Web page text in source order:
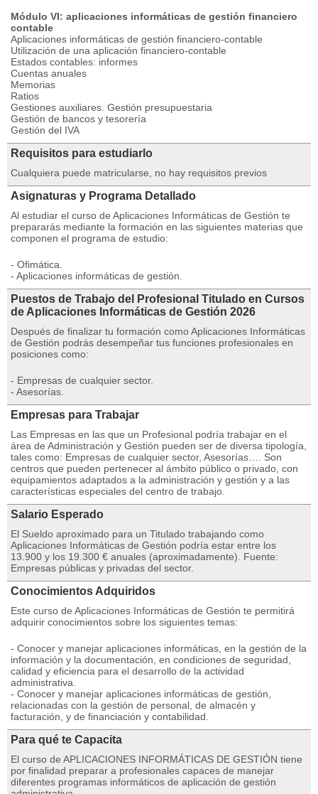
Módulo VI: aplicaciones informáticas de gestión financiero
contable
Aplicaciones informáticas de gestión financiero-contable
Utilización de una aplicación financiero-contable
Estados contables: informes
Cuentas anuales
Memorias
Ratios
Gestiones auxiliares. Gestión presupuestaria
Gestión de bancos y tesorería
Gestión del IVA
Requisitos para estudiarlo
Cualquiera puede matricularse, no hay requisitos previos
Asignaturas y Programa Detallado
Al estudiar el curso de Aplicaciones Informáticas de Gestión te
prepararás mediante la formación en las siguientes materias que
componen el programa de estudio:
- Ofimática.
- Aplicaciones informáticas de gestión.
Puestos de Trabajo del Profesional Titulado en Cursos
de Aplicaciones Informáticas de Gestión 2026
Después de finalizar tu formación como Aplicaciones Informáticas
de Gestión podrás desempeñar tus funciones profesionales en
posiciones como:
- Empresas de cualquier sector.
- Asesorías.
Empresas para Trabajar
Las Empresas en las que un Profesional podría trabajar en el
área de Administración y Gestión pueden ser de diversa tipología,
tales como: Empresas de cualquier sector, Asesorías…. Son
centros que pueden pertenecer al ámbito público o privado, con
equipamientos adaptados a la administración y gestión y a las
características especiales del centro de trabajo.
Salario Esperado
El Sueldo aproximado para un Titulado trabajando como
Aplicaciones Informáticas de Gestión podría estar entre los
13.900 y los 19.300 € anuales (aproximadamente). Fuente:
Empresas públicas y privadas del sector.
Conocimientos Adquiridos
Este curso de Aplicaciones Informáticas de Gestión te permitirá
adquirir conocimientos sobre los siguientes temas:
- Conocer y manejar aplicaciones informáticas, en la gestión de la
información y la documentación, en condiciones de seguridad,
calidad y eficiencia para el desarrollo de la actividad
administrativa.
- Conocer y manejar aplicaciones informáticas de gestión,
relacionadas con la gestión de personal, de almacén y
facturación, y de financiación y contabilidad.
Para qué te Capacita
El curso de APLICACIONES INFORMÁTICAS DE GESTIÓN tiene
por finalidad preparar a profesionales capaces de manejar
diferentes programas informáticos de aplicación de gestión